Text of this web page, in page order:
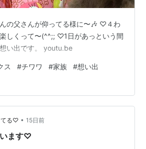
の父さんが仰ってる様に〜🎶 ♡４わ
しくって〜(^^;; ♡1日があっという間
い出です。 youtu.be
ス #チワワ #家族 #想い出
てる♡ • 15日前
ます♡